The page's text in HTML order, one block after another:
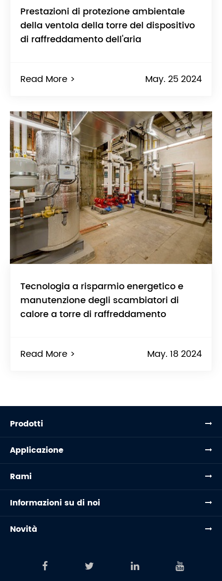
Prestazioni di protezione ambientale
della ventola della torre del dispositivo
di raffreddamento dell'aria
Read More > May. 25 2024
Tecnologia a risparmio energetico e
manutenzione degli scambiatori di
calore a torre di raffreddamento
Read More > May. 18 2024
Prodotti
Applicazione
Rami
Informazioni su di noi
Novità